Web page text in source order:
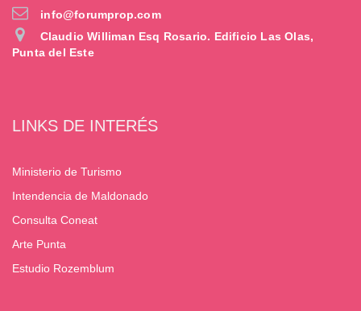
info@forumprop.com
Claudio Williman Esq Rosario. Edificio Las Olas,
Punta del Este
LINKS DE INTERÉS
Ministerio de Turismo
Intendencia de Maldonado
Consulta Coneat
Arte Punta
Estudio Rozemblum